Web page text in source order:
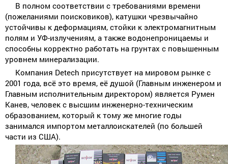
В полном соответствии с требованиями времени
(пожеланиями поисковиков), катушки чрезвычайно
устойчивы к деформациям, стойки к электромагнитным
полям и УФ-излучениям, а также водонепроницаемы и
способны корректно работать на грунтах с повышенным
уровнем минерализации.
Компания Detech присутствует на мировом рынке с
2001 года, всё это время, её душой (Главным инженером и
Главным исполнительным директором) является Румен
Канев, человек с высшим инженерно-техническим
образованием, который к тому же многие годы
занимался импортом металлоискателей (по большей
части из США).